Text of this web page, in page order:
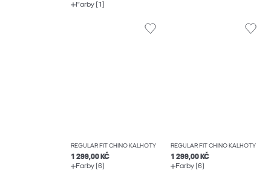
Farby (1)
REGULAR FIT CHINO KALHOTY
1 299,00 KČ
Farby (6)
REGULAR FIT CHINO KALHOTY
1 299,00 KČ
Farby (6)